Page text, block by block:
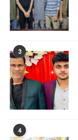
3
4